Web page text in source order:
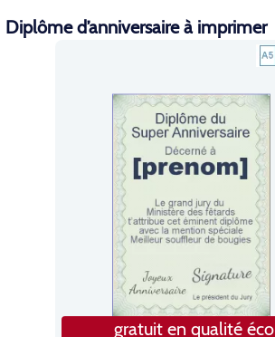
Diplôme d’anniversaire à imprimer
gratuit en qualité éco